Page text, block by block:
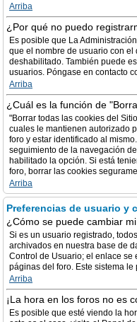
Arriba
¿Por qué no puedo
Es posible que La
que el nombre de usuario con el
deshabilitado. También puede
usuarios. Póngase en contacto
Arriba
¿Cuál es la función de
"Borrar todas las cookies del
cuales le mantienen autorizado
foro y estar identificado al
seguimiento de la navegación
habilitado la opción. Si está
foro, borrar las cookies
Arriba
Preferencias de usuario y
¿Cómo se puede cambiar
Si es un usuario registrado,
archivados en nuestra base de
Control de Usuario; el enlace se
páginas del foro. Este sistema
Arriba
¡La hora en los foros no es
Es posible que esté viendo la